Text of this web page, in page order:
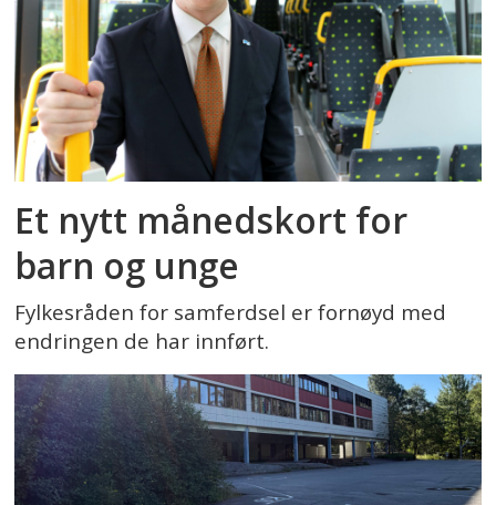
Et nytt månedskort for
barn og unge
Fylkesråden for samferdsel er fornøyd med
endringen de har innført.